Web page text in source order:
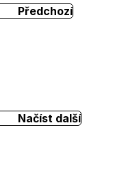
Předchozí
Načíst další